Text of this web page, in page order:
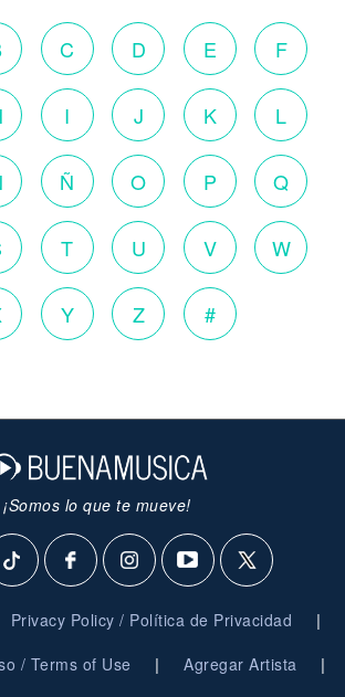
C D E F
I J K L
Ñ O P Q
T U V W
Y Z #
¡Somos lo que te mueve!
Privacy Policy / Política de Privacidad |
/ Terms of Use | Agregar Artista
|